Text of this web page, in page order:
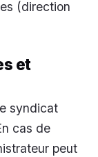
(direction
et
syndicat
cas de
peut